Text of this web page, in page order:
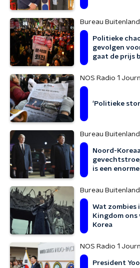
Bureau Buitenland
Politieke
gevolgen
gaat de prijs
NOS Radio 1
'Politieke
Bureau Buitenland
Noord-
is een
Bureau Buitenland
Wat zombies
Kingdom
Korea
NOS Radio 1
President